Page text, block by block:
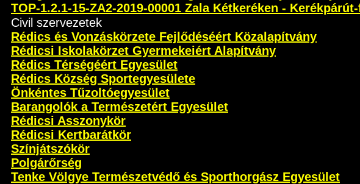
TOP-1.2.1-15-ZA2-2019-00001 Zala Kétkeréken -
Civil szervezetek
Rédics és Vonzáskörzete Fejlődéséért Közalapítvány
Rédicsi Iskolakörzet Gyermekeiért Alapítvány
Rédics Térségéért Egyesület
Rédics Község Sportegyesülete
Önkéntes Tűzoltóegyesület
Barangolók a Természetért Egyesület
Rédicsi Asszonykör
Rédicsi Kertbarátkör
Színjátszókör
Polgárőrség
Tenke Völgye Természetvédő és Sporthorgász Egyesület